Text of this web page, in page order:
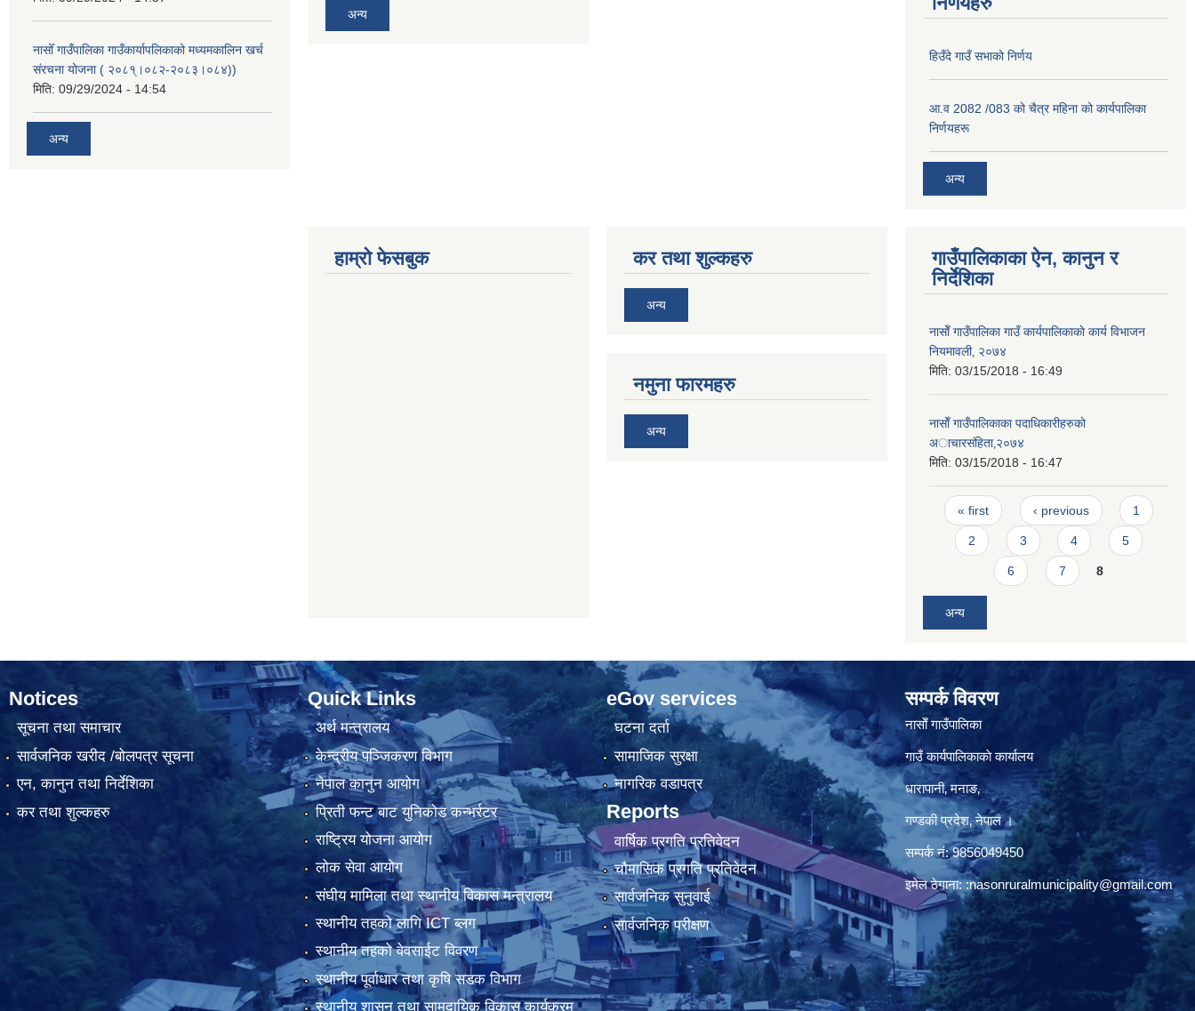
नासोँ गाउँपालिका गाउँकार्यापलिकाको मध्यमकालिन खर्च
संरचना योजना ( २०८१्।०८२-२०८३।०८४))
मिति: 09/29/2024 - 14:54
अन्य
अन्य
हिउँदे गाउँ सभाको निर्णय
आ.व 2082 /083 को चैत्र महिना को कार्यपालिका
निर्णयहरू
अन्य
हाम्रो फेसबुक कर तथा शुल्कहरु
अन्य
नमुना फारमहरु
अन्य
गाउँपालिकाका ऐन, कानुन र
निर्देशिका
नासाेँ गाउँपालिका गाउँ कार्यपालिकाकाे कार्य विभाजन
नियमावली‚ २०७४
मिति: 03/15/2018 - 16:49
नासाेँ गाउँपालिकाका पदाधिकारीहरुकाे
अाचारस‌ंहिता‚२०७४
मिति: 03/15/2018 - 16:47
Pages
« first ‹ previous 1
2 3 4 5
6 7 8
अन्य
Notices
सूचना तथा समाचार
सार्वजनिक खरीद /बोलपत्र सूचना
एन, कानुन तथा निर्देशिका
कर तथा शुल्कहरु
Quick Links
अर्थ मन्त्रालय
केन्द्रीय पञ्जिकरण विभाग
नेपाल कानुन आयोग
प्रिती फन्ट बाट युनिकोड कन्भर्रटर
राष्ट्रिय योजना आयोग
लोक सेवा आयोग
संघीय मामिला तथा स्थानीय विकास मन्त्रालय
स्थानीय तहको लागि ICT ब्लग
स्थानीय तहको वेवसाईट विवरण
स्थानीय पूर्वाधार तथा कृषि सडक विभाग
स्थानीय शासन तथा सामुदायिक विकास कार्यक्रम
eGov services
घटना दर्ता
सामाजिक सुरक्षा
नागरिक वडापत्र
Reports
वार्षिक प्रगति प्रतिवेदन
चौमासिक प्रगति प्रतिवेदन
सार्वजनिक सुनुवाई
सार्वजनिक परीक्षण
सम्पर्क विवरण
नासाेँ गाउँपालिका
गाउँ कार्यपालिकाकाे कार्यालय
धारापानी‚ मनाङ‚
गण्डकी प्रदेश‚ नेपाल ।
सम्पर्क न‌ं‍: 9856049450
इमेल ठेगाना::nasonruralmunicipality@gmail.com